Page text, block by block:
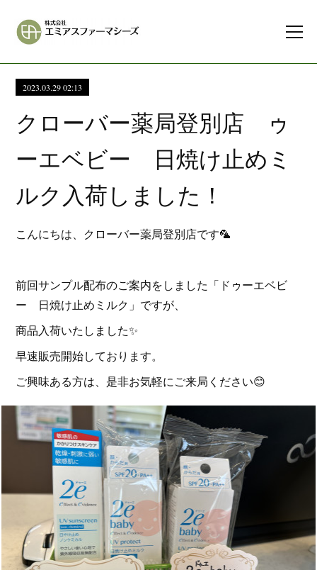
2023.03.29 02:13
クローバー薬局登別店 ゥ
ーエベビー 日焼け止めミ
ルク入荷しました！
こんにちは、クローバー薬局登別店です🦜
前回サンプル配布のご案内をしました「ドゥーエベビ
ー 日焼け止めミルク」ですが、
商品入荷いたしました✨
早速販売開始しております。
ご興味ある方は、是非お気軽にご来局ください😊